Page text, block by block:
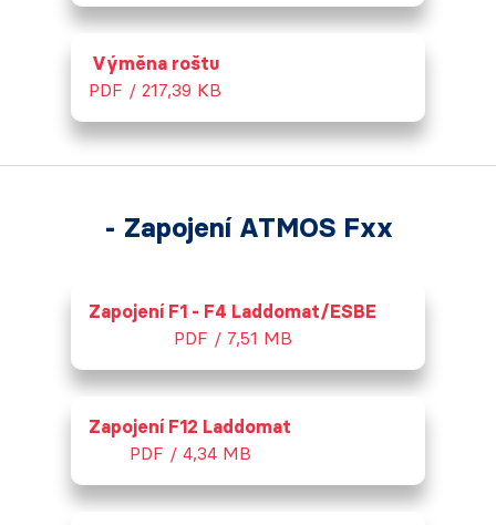
Výměna roštu
PDF / 217,39 KB
- Zapojení ATMOS Fxx
Zapojení F1 - F4 Laddomat/ESBE
PDF / 7,51 MB
Zapojení F12 Laddomat
PDF / 4,34 MB